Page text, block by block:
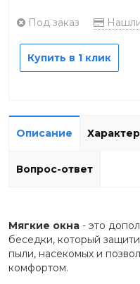
Под заказ
Купить в 1 клик
Описание
Вопрос-ответ
Мягкие окна - это
беседки, который
пыли, насекомых и
комфортом.